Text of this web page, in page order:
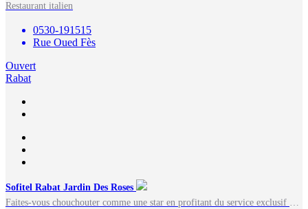
Restaurant italien
0530-191515
Rue Oued Fès
Ouvert
Rabat
Sofitel Rabat Jardin Des Roses
Faites-vous chouchouter comme une star en profitant du service exclusif de l'établissement Sofitel Rabat…